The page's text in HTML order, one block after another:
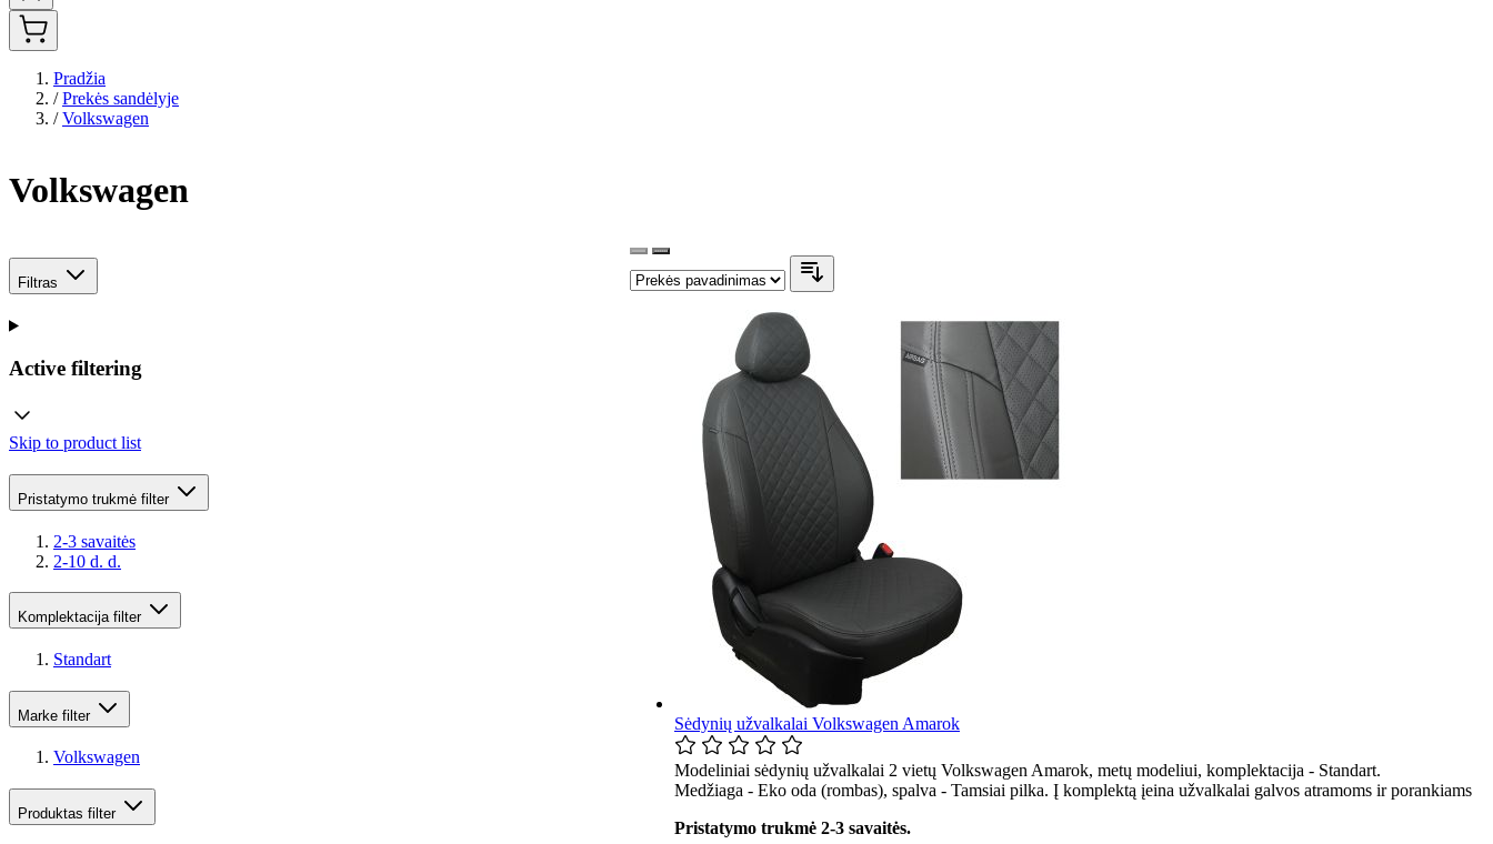
Pradžia
/ Prekės sandėlyje
/ Volkswagen
Volkswagen
Filtras
Active filtering
Skip to product list
Pristatymo trukmė filter
2-3 savaitės
2-10 d. d.
Komplektacija filter
Standart
Marke filter
Volkswagen
Produktas filter
Sėdynių užvalkalai Volkswagen Amarok
Modeliniai sėdynių užvalkalai 2 vietų Volkswagen Amarok, metų modeliui, komplektacija - Standart.
Medžiaga - Eko oda (rombas), spalva - Tamsiai pilka. Į komplektą įeina užvalkalai galvos atramoms ir porankiams
Pristatymo trukmė 2-3 savaitės.